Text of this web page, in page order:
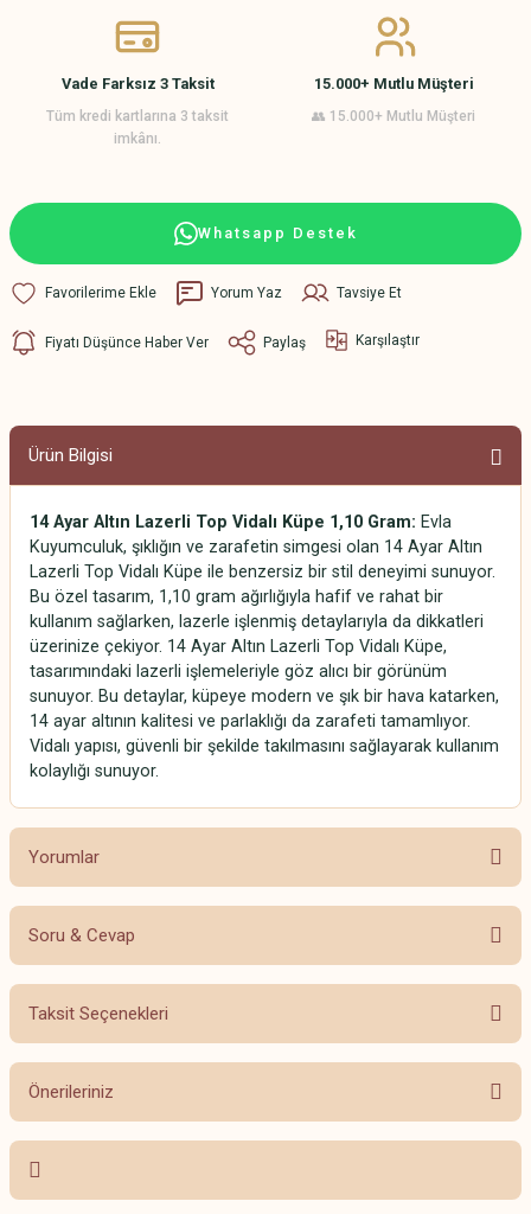
Vade Farksız 3 Taksit
Tüm kredi kartlarına 3 taksit
imkânı.
15.000+ Mutlu Müşteri
👥 15.000+ Mutlu Müşteri
Whatsapp Destek
Yorum Yaz Tavsiye Et
Fiyatı Düşünce Haber Ver Paylaş Karşılaştır
Ürün Bilgisi
14 Ayar Altın Lazerli Top Vidalı Küpe 1,10 Gram: Evla
Kuyumculuk, şıklığın ve zarafetin simgesi olan 14 Ayar Altın
Lazerli Top Vidalı Küpe ile benzersiz bir stil deneyimi sunuyor.
Bu özel tasarım, 1,10 gram ağırlığıyla hafif ve rahat bir
kullanım sağlarken, lazerle işlenmiş detaylarıyla da dikkatleri
üzerinize çekiyor. 14 Ayar Altın Lazerli Top Vidalı Küpe,
tasarımındaki lazerli işlemeleriyle göz alıcı bir görünüm
sunuyor. Bu detaylar, küpeye modern ve şık bir hava katarken,
14 ayar altının kalitesi ve parlaklığı da zarafeti tamamlıyor.
Vidalı yapısı, güvenli bir şekilde takılmasını sağlayarak kullanım
kolaylığı sunuyor.
Yorumlar
Bu ürüne ilk yorumu siz yapın!
Soru & Cevap
Ürün hakkında henüz soru sorulmamış.
Taksit Seçenekleri
Önerileriniz
Bu ürünün fiyat bilgisi, resim, ürün açıklamalarında ve diğer konularda
yetersiz gördüğünüz noktaları öneri formunu kullanarak tarafımıza
iletebilirsiniz.